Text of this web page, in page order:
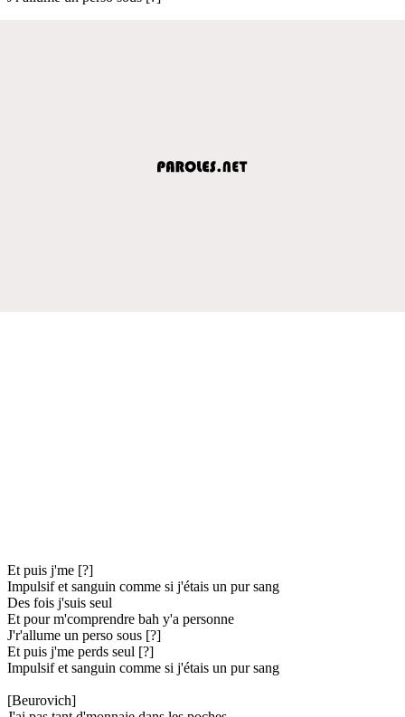
Et puis j'me [?]
Impulsif et sanguin comme si j'étais un pur sang
Des fois j'suis seul
Et pour m'comprendre bah y'a personne
J'r'allume un perso sous [?]
Et puis j'me perds seul [?]
Impulsif et sanguin comme si j'étais un pur sang
[Beurovich]